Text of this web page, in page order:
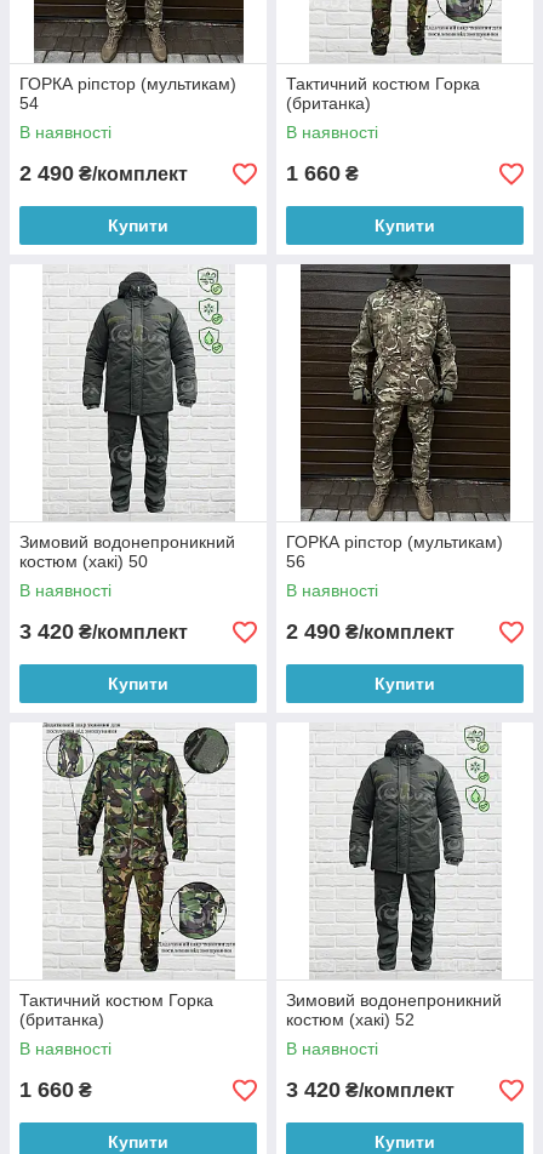
ГОРКА ріпстор (мультикам)
54
В наявності
2 490 ₴/комплект
Купити
Тактичний костюм Горка
(британка)
В наявності
1 660 ₴
Купити
Зимовий водонепроникний
костюм (хакі) 50
В наявності
3 420 ₴/комплект
Купити
ГОРКА ріпстор (мультикам)
56
В наявності
2 490 ₴/комплект
Купити
Тактичний костюм Горка
(британка)
В наявності
1 660 ₴
Купити
Зимовий водонепроникний
костюм (хакі) 52
В наявності
3 420 ₴/комплект
Купити